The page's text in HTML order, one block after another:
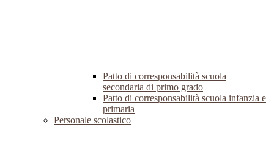
Patto di corresponsabilità scuola
secondaria di primo grado
Patto di corresponsabilità scuola infanzia e
primaria
Personale scolastico